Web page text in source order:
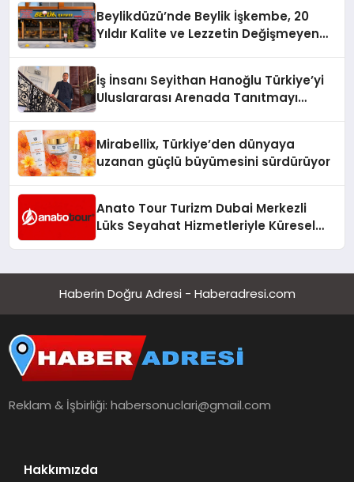
Beylikdüzü’nde Beylik İşkembe, 20
Yıldır Kalite ve Lezzetin Değişmeyen
İş İnsanı Seyithan Hanoğlu Türkiye’yi
Uluslararası Arenada Tanıtmayı
Mirabellix, Türkiye’den dünyaya
uzanan güçlü büyümesini sürdürüyor
Anato Tour Turizm Dubai Merkezli
Lüks Seyahat Hizmetleriyle Küresel
Haberin Doğru Adresi - Haberadresi.com
Reklam & İşbirliği:habersonuclari@gmail.com
Hakkımızda